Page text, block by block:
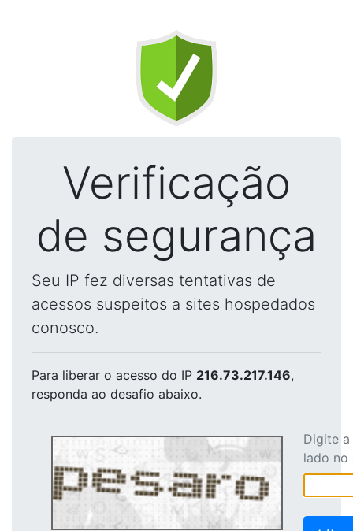
Verificação
de segurança
Seu IP fez diversas tentativas de
acessos suspeitos a sites hospedados
conosco.
Para liberar o acesso do IP 216.73.217.146,
responda ao desafio abaixo.
Digite
lado no